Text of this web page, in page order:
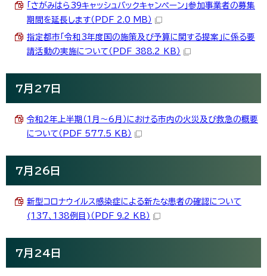
「さがみはら39キャッシュバックキャンペーン」参加事業者の募集
期間を延長します（PDF 2.0 MB）
指定都市「令和3年度国の施策及び予算に関する提案」に係る要
請活動の実施について（PDF 388.2 KB）
7月27日
令和2年上半期（1月～6月）における市内の火災及び救急の概要
について（PDF 577.5 KB）
7月26日
新型コロナウイルス感染症による新たな患者の確認について
(137、138例目)（PDF 9.2 KB）
7月24日